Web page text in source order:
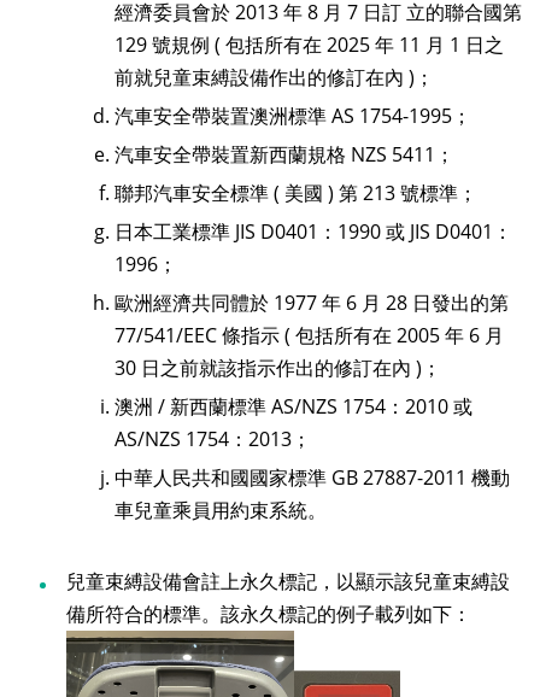
經濟委員會於 2013 年 8 月 7 日訂 立的聯合國第
129 號規例 ( 包括所有在 2025 年 11 月 1 日之
前就兒童束縛設備作出的修訂在內 )；
汽車安全帶裝置澳洲標準 AS 1754-1995；
汽車安全帶裝置新西蘭規格 NZS 5411；
聯邦汽車安全標準 ( 美國 ) 第 213 號標準；
日本工業標準 JIS D0401：1990 或 JIS D0401：
1996；
歐洲經濟共同體於 1977 年 6 月 28 日發出的第
77/541/EEC 條指示 ( 包括所有在 2005 年 6 月
30 日之前就該指示作出的修訂在內 )；
澳洲 / 新西蘭標準 AS/NZS 1754：2010 或
AS/NZS 1754：2013；
中華人民共和國國家標準 GB 27887-2011 機動
車兒童乘員用約束系統。
兒童束縛設備會註上永久標記，以顯示該兒童束縛設
備所符合的標準。該永久標記的例子載列如下：